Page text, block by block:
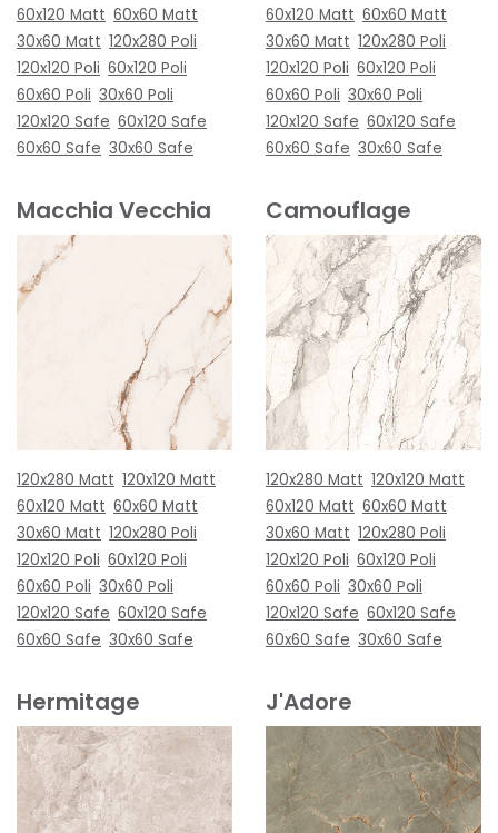
60x120 Matt 60x60 Matt
30x60 Matt 120x280 Poli
120x120 Poli 60x120 Poli
60x60 Poli 30x60 Poli
120x120 Safe 60x120 Safe
60x60 Safe 30x60 Safe
60x120 Matt 60x60 Matt
30x60 Matt 120x280 Poli
120x120 Poli 60x120 Poli
60x60 Poli 30x60 Poli
120x120 Safe 60x120 Safe
60x60 Safe 30x60 Safe
Macchia Vecchia
120x280 Matt 120x120 Matt
60x120 Matt 60x60 Matt
30x60 Matt 120x280 Poli
120x120 Poli 60x120 Poli
60x60 Poli 30x60 Poli
120x120 Safe 60x120 Safe
60x60 Safe 30x60 Safe
Camouflage
120x280 Matt 120x120 Matt
60x120 Matt 60x60 Matt
30x60 Matt 120x280 Poli
120x120 Poli 60x120 Poli
60x60 Poli 30x60 Poli
120x120 Safe 60x120 Safe
60x60 Safe 30x60 Safe
Hermitage J'Adore